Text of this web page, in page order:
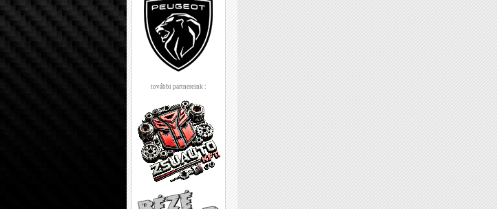
további partnereink :